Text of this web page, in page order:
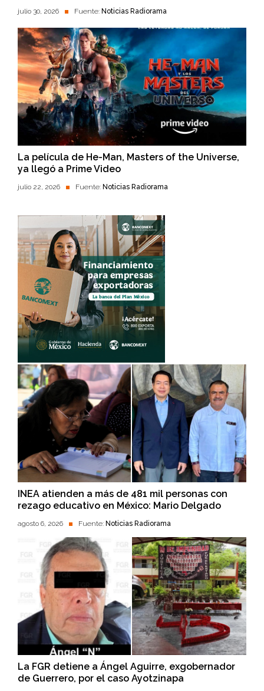
julio 30, 2026 Fuente: Noticias Radiorama
La película de He-Man, Masters of the Universe,
ya llegó a Prime Video
julio 22, 2026 Fuente: Noticias Radiorama
INEA atienden a más de 481 mil personas con
rezago educativo en México: Mario Delgado
agosto 6, 2026 Fuente: Noticias Radiorama
La FGR detiene a Ángel Aguirre, exgobernador
de Guerrero, por el caso Ayotzinapa